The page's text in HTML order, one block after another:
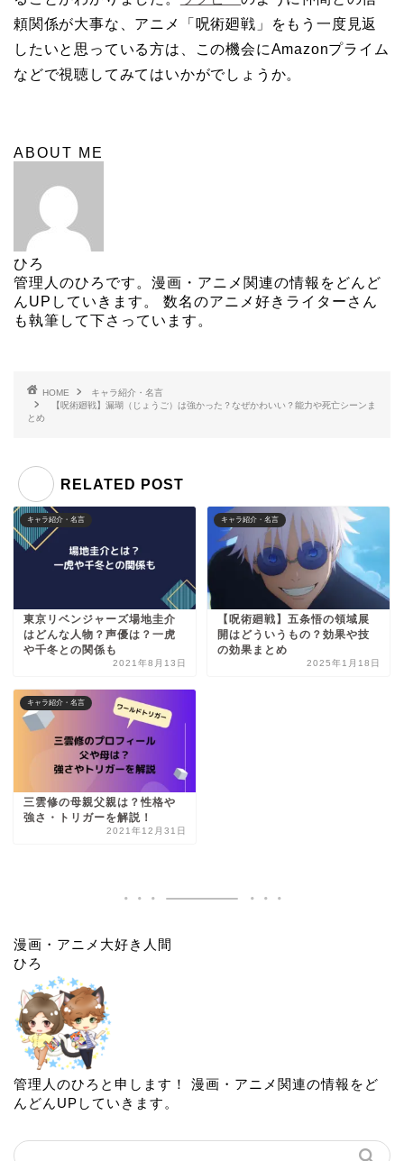
頼関係が大事な、アニメ「呪術廻戦」をもう一度見返
したいと思っている方は、この機会にAmazonプライム
などで視聴してみてはいかがでしょうか。
ABOUT ME
ひろ
管理人のひろです。漫画・アニメ関連の情報をどんど
んUPしていきます。 数名のアニメ好きライターさん
も執筆して下さっています。
HOME
キャラ紹介・名言
【呪術廻戦】漏瑚（じょうご）は強かった？なぜかわいい？能力や死亡シーンま
とめ
RELATED POST
キャラ紹介・名言
東京リベンジャーズ場地圭介
はどんな人物？声優は？一虎
や千冬との関係も
2021年8月13日
キャラ紹介・名言
【呪術廻戦】五条悟の領域展
開はどういうもの？効果や技
の効果まとめ
2025年1月18日
キャラ紹介・名言
三雲修の母親父親は？性格や
強さ・トリガーを解説！
2021年12月31日
漫画・アニメ大好き人間
ひろ
管理人のひろと申します！ 漫画・アニメ関連の情報をど
んどんUPしていきます。